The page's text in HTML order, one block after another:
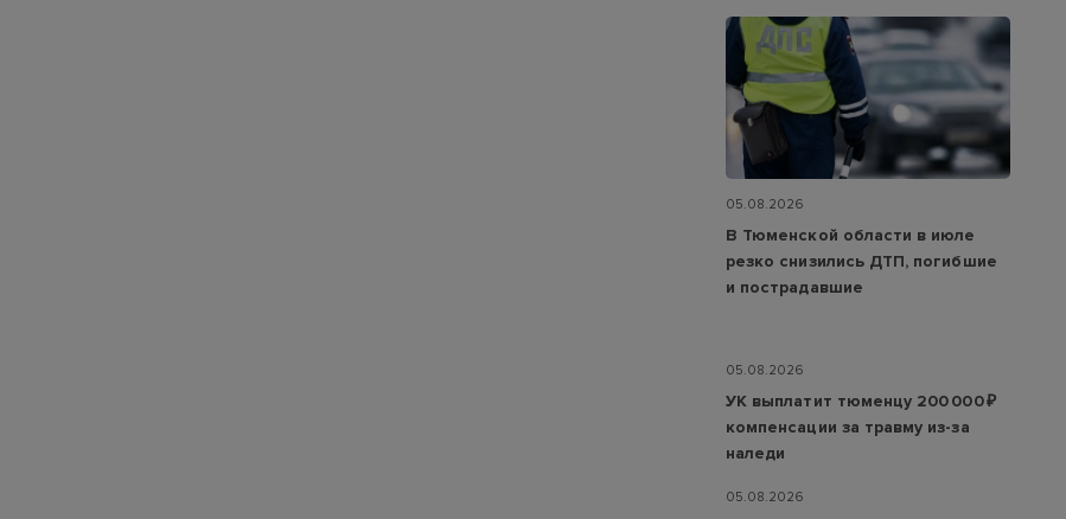
05.08.2026
В Тюменской области в июле
резко снизились ДТП, погибшие
и пострадавшие
05.08.2026
УК выплатит тюменцу 200 000 ₽
компенсации за травму из-за
наледи
05.08.2026